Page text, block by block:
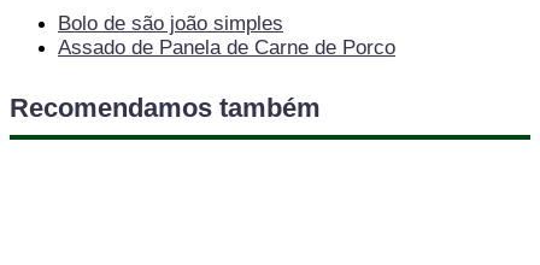
Bolo de são joão simples
Assado de Panela de Carne de Porco
Recomendamos também